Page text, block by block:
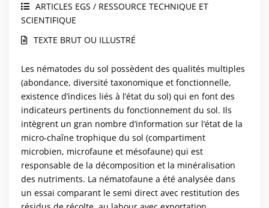
ARTICLES EGS / RESSOURCE TECHNIQUE ET
SCIENTIFIQUE
TEXTE BRUT OU ILLUSTRÉ
Les nématodes du sol possèdent des qualités multiples
(abondance, diversité taxonomique et fonctionnelle,
existence d’indices liés à l’état du sol) qui en font des
indicateurs pertinents du fonctionnement du sol. Ils
intègrent un gran nombre d’information sur l’état de la
micro-chaîne trophique du sol (compartiment
microbien, microfaune et mésofaune) qui est
responsable de la décomposition et la minéralisation
des nutriments. La nématofaune a été analysée dans
un essai comparant le semi direct avec restitution des